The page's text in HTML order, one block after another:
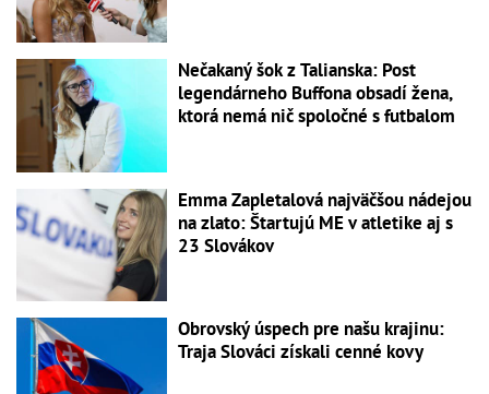
Nečakaný šok z Talianska: Post
legendárneho Buffona obsadí žena,
ktorá nemá nič spoločné s futbalom
Emma Zapletalová najväčšou nádejou
na zlato: Štartujú ME v atletike aj s
23 Slovákov
Obrovský úspech pre našu krajinu:
Traja Slováci získali cenné kovy